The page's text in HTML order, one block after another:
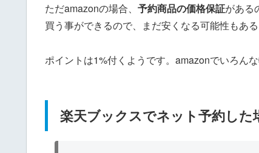
ただamazonの場合、 予約商品の価格保証がある
買う事ができるので、まだ安くなる可能性もあ
ポイントは1%付くようです。amazonでいろん
楽天ブックスでネット予約した